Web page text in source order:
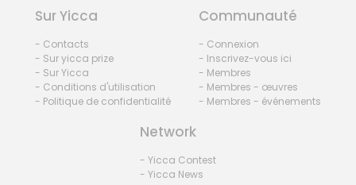
Sur Yicca
- Contacts
- Sur yicca prize
- Sur Yicca
- Conditions d'utilisation
- Politique de confidentialité
Communauté
- Connexion
- Inscrivez-vous ici
- Membres
- Membres - œuvres
- Membres - événements
Network
- Yicca Contest
- Yicca News